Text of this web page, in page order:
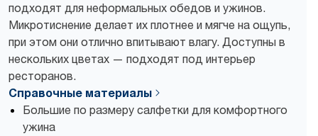
подходят для неформальных обедов и ужинов.
Микротиснение делает их плотнее и мягче на ощупь,
при этом они отлично впитывают влагу. Доступны в
нескольких цветах — подходят под интерьер
ресторанов.
Справочные материалы
Большие по размеру салфетки для комфортного
ужина